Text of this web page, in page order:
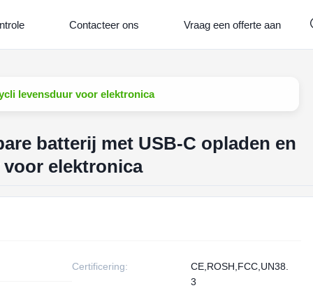
Contacteer ons Vraag een offerte aan
levensduur voor elektronica
batterij met USB-C opladen en
elektronica
Certificering:
CE,ROSH,FCC,UN38.
3